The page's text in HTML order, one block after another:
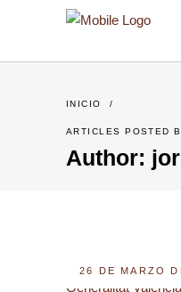
INICIO /
ARTICLES POSTED
Author:
26 DE MARZO